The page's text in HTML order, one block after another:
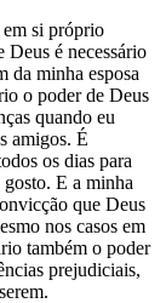
em si próprio
Deus é necessário
da minha esposa
o poder de Deus
quando eu
amigos. É
os dias para
E a minha
que Deus
nos casos em
também o poder
prejudiciais,